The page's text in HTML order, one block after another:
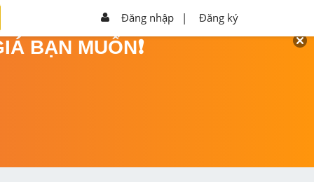
Đăng nhập | Đăng ký
BẠN MUỐN❗